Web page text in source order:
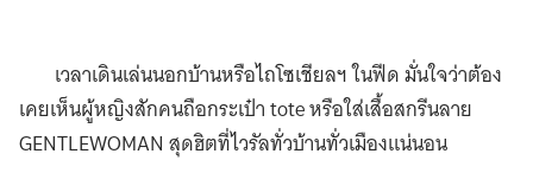
เวลาเดินเล่นนอกบ้านหรือไถโซเชียลฯ ในฟีด มั่นใจว่าต้อง
เคยเห็นผู้หญิงสักคนถือกระเป๋า tote หรือใส่เสื้อสกรีนลาย
GENTLEWOMAN สุดฮิตที่ไวรัลทั่วบ้านทั่วเมืองแน่นอน